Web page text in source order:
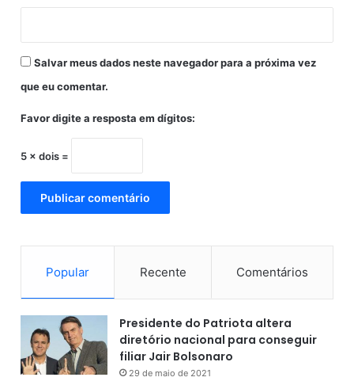
e
r
a
f
i
a
4
Salvar meus dados neste navegador para a próxima vez
que eu comentar.
Favor digite a resposta em dígitos:
5 × dois =
Popular Recente Comentários
Presidente do Patriota altera
diretório nacional para conseguir
filiar Jair Bolsonaro
29 de maio de 2021